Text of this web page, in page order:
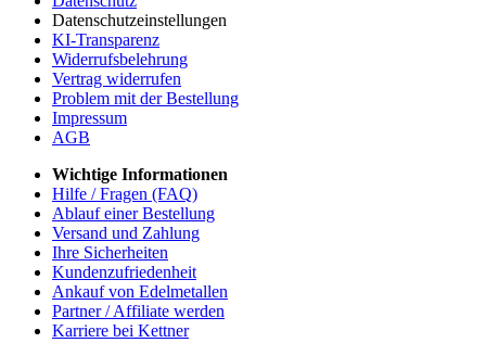
Datenschutzeinstellungen
KI-Transparenz
Widerrufsbelehrung
Vertrag widerrufen
Problem mit der Bestellung
Impressum
AGB
Wichtige Informationen
Hilfe / Fragen (FAQ)
Ablauf einer Bestellung
Versand und Zahlung
Ihre Sicherheiten
Kundenzufriedenheit
Ankauf von Edelmetallen
Partner / Affiliate werden
Karriere bei Kettner